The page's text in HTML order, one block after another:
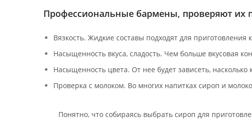
Профессиональные бармены, проверяют их
Вязкость. Жидкие составы подходят для
Насыщенность вкуса, сладость. Чем больше вкусовая
Насыщенность цвета. От нее будет зависеть,
Проверка с молоком. Во многих напитках сироп и
Понятно, что собираясь выбрать сироп для